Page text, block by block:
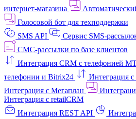
интернет‑магазина
Голосовой бот для техподдержки
SMS API
Сервис SMS-
СМС-рассылки по базе клиентов
Интеграция CRM с телефонией
телефонии и Bitrix24
Интеграция
Интеграция с Мегаплан
Интеграция с retailCRM
Интеграция REST API